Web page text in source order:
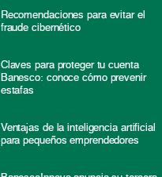
Recomendaciones para evitar el
fraude cibernético
Claves para proteger tu cuenta
Banesco: conoce cómo prevenir
estafas
Ventajas de la inteligencia artificial
para pequeños emprendedores